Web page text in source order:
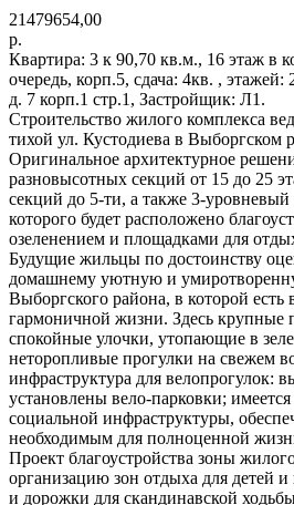
21479654,00
р.
Квартира: 3 к 90,70 кв.м., 16 этаж в
очередь, корп.5, сдача: 4кв. , этажей:
д. 7 корп.1 стр.1, Застройщик: Л1.
Строительство жилого комплекса
тихой ул. Кустодиева в Выборгском
Оригинальное архитектурное
разновысотных секций от 15 до 25
секций до 5-ти, а также 3-уровневый
которого будет расположено
озеленением и площадками для
Будущие жильцы по достоинству
домашнему уютную и
Выборгского района, в которой есть
гармоничной жизни. Здесь крупные
спокойные улочки, утопающие в
неторопливые прогулки на свежем
инфраструктура для велопрогулок:
установлены вело-парковки;
социальной инфраструктуры,
необходимым для полноценной
Проект благоустройства зоны
организацию зон отдыха для детей
и дорожки для скандинавской